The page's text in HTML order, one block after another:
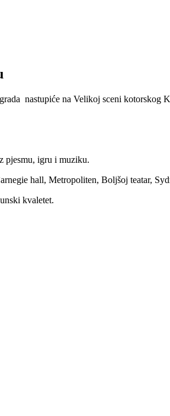
nastupiće na Velikoj sceni kotorskog
pjesmu, igru i muziku.
hall, Metropoliten, Boljšoj teatar,
kvaletet.